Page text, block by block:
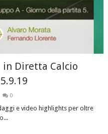
in Diretta Calcio
0
e video highlights per oltre